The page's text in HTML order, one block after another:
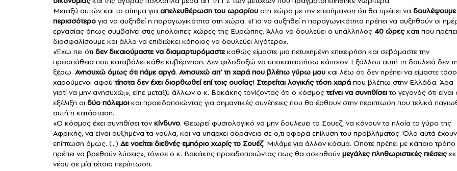
Μεταξύ αυτών και το αίτημα για απελευθέρωση του ωραρίου στη χώρα με την επισήμανση ότι θα πρέπει να δουλέψουμε
περισσότερο για να αυξηθεί η παραγωγικότητα στη χώρα. «Για να αυξηθεί η παραγωγικότητα πρέπει να αυξηθούν οι
εργασίας όπως συμβαίνει στις υπόλοιπες χώρες της Ευρώπης. Άλλο να δουλεύει ο υπάλληλος 40 ώρεςκάτι που
διασφαλίσουμε και άλλο να επιδιώκει κάποιος να δουλεύει λιγότερο».
«Έχω πει ότι δεν δικαιούμαστε να διαμαρτυρόμαστεκαθώς είμαστε μια πετυχημένη επιχειρήση και σεβόμαστε την
προσπάθεια που καταβάλει κάθε κυβέρνηση. Δεν φιλοδοξώ να υποκαταστήσω κάποιον. Εξάλλου αυτή τη δουλειά δεν
ξέρω. Ανησυχώ όμως ότι πάμε αργά. Ανησυχώ απ’ τη χαρά που βλέπω γύρω μου και λέω ότι δεν πρέπει να είμαστε τόσο
χαρούμενοι αφούτίποτα δεν έχει διορθωθεί επί τοις ουσίας! Στερείται λογικής τόση χαρά που βλέπω στην Ελλάδα. Άρα
γιατί να μην ανησυχώ;», είπε μεταξύ άλλων ο κ. Βακάκης τονίζοντας ότι ο κόσμοςτείνει να συνηθίσειτο γεγονός ότι είναι
εξέλιξη οι δύο πόλεμοι και προειδοποιώντας για σημαντικές συνέπειες που θα έρθουν στην περιπτωση που τελικά
αυτή η κατάσταση.
«Ο κόσμος έχει συνηθίσει τονκίνδυνο. Θεωρεί φυσιολογικό να μην δουλευει το Σουεζ, να κάνουν τα πλοία το γύρο της
Αφρικής, να είναι αυξημένα τα ναύλα, και να υπάρχει αδράνεια σε ο,τι αφορά επίλυση του προβλήματος. Όλα αυτά έχουν
επίπτωση όμως. (…) Δε νοείται διεθνές εμπόριο χωρίς το Σουέζ. Μιλάμε για άλλον κόσμο. Οπότε πρέπει με κάποιο τρόπο
πρέπει να βρεθούν λύσεις», τόνισε ο κ. Βακάκης προειδοποιώντας πως θα ασκηθούνμεγάλες πληθωριστικές πιέσειςεκ
νέου σε μία τέτοια περίπτωση.